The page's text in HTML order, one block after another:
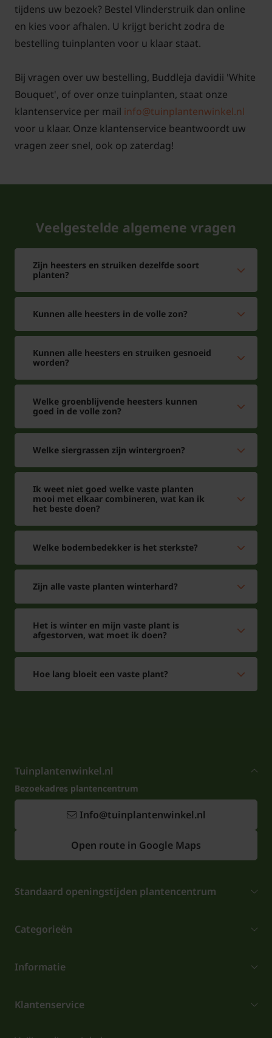
tijdens uw bezoek? Bestel Vlinderstruik dan online
en kies voor afhalen. U krijgt bericht zodra de
bestelling tuinplanten voor u klaar staat.
Bij vragen over uw bestelling, Buddleja davidii 'White
Bouquet', of over onze tuinplanten, staat onze
klantenservice per mail info@tuinplantenwinkel.nl
voor u klaar. Onze klantenservice beantwoordt uw
vragen zeer snel, ook op zaterdag!
Veelgestelde algemene vragen
Zijn heesters en struiken dezelfde soort
planten?
Kunnen alle heesters in de volle zon?
Kunnen alle heesters en struiken gesnoeid
worden?
Welke groenblijvende heesters kunnen
goed in de volle zon?
Welke siergrassen zijn wintergroen?
Ik weet niet goed welke vaste planten
mooi met elkaar combineren, wat kan ik
het beste doen?
Welke bodembedekker is het sterkste?
Zijn alle vaste planten winterhard?
Het is winter en mijn vaste plant is
afgestorven, wat moet ik doen?
Hoe lang bloeit een vaste plant?
Tuinplantenwinkel.nl
Bezoekadres plantencentrum
Info@tuinplantenwinkel.nl
Open route in Google Maps
Standaard openingstijden plantencentrum
Categorieën
Informatie
Klantenservice